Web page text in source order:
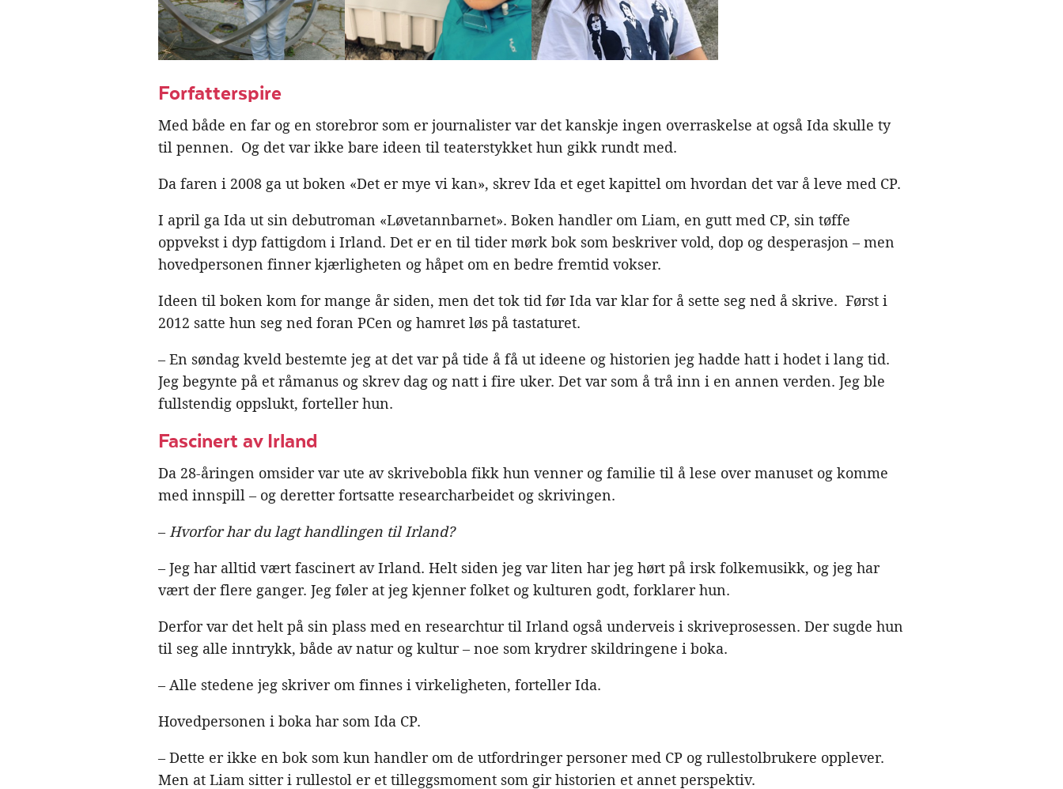
Forfatterspire
Med både en far og en storebror som er journalister var det kanskje ingen overraskelse at også Ida skulle ty
til pennen. Og det var ikke bare ideen til teaterstykket hun gikk rundt med.
Da faren i 2008 ga ut boken «Det er mye vi kan», skrev Ida et eget kapittel om hvordan det var å leve med CP.
I april ga Ida ut sin debutroman «Løvetannbarnet». Boken handler om Liam, en gutt med CP, sin tøffe
oppvekst i dyp fattigdom i Irland. Det er en til tider mørk bok som beskriver vold, dop og desperasjon – men
hovedpersonen finner kjærligheten og håpet om en bedre fremtid vokser.
Ideen til boken kom for mange år siden, men det tok tid før Ida var klar for å sette seg ned å skrive. Først i
2012 satte hun seg ned foran PCen og hamret løs på tastaturet.
– En søndag kveld bestemte jeg at det var på tide å få ut ideene og historien jeg hadde hatt i hodet i lang tid.
Jeg begynte på et råmanus og skrev dag og natt i fire uker. Det var som å trå inn i en annen verden. Jeg ble
fullstendig oppslukt, forteller hun.
Fascinert av Irland
Da 28-åringen omsider var ute av skrivebobla fikk hun venner og familie til å lese over manuset og komme
med innspill – og deretter fortsatte researcharbeidet og skrivingen.
– Hvorfor har du lagt handlingen til Irland?
– Jeg har alltid vært fascinert av Irland. Helt siden jeg var liten har jeg hørt på irsk folkemusikk, og jeg har
vært der flere ganger. Jeg føler at jeg kjenner folket og kulturen godt, forklarer hun.
Derfor var det helt på sin plass med en researchtur til Irland også underveis i skriveprosessen. Der sugde hun
til seg alle inntrykk, både av natur og kultur – noe som krydrer skildringene i boka.
– Alle stedene jeg skriver om finnes i virkeligheten, forteller Ida.
Hovedpersonen i boka har som Ida CP.
– Dette er ikke en bok som kun handler om de utfordringer personer med CP og rullestolbrukere opplever.
Men at Liam sitter i rullestol er et tilleggsmoment som gir historien et annet perspektiv.